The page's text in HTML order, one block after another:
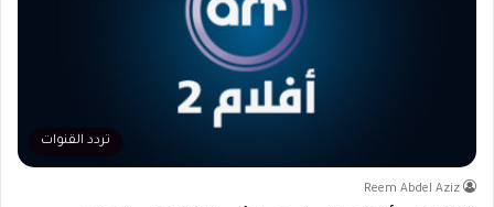
تردد القنوات
Reem Abdel Aziz